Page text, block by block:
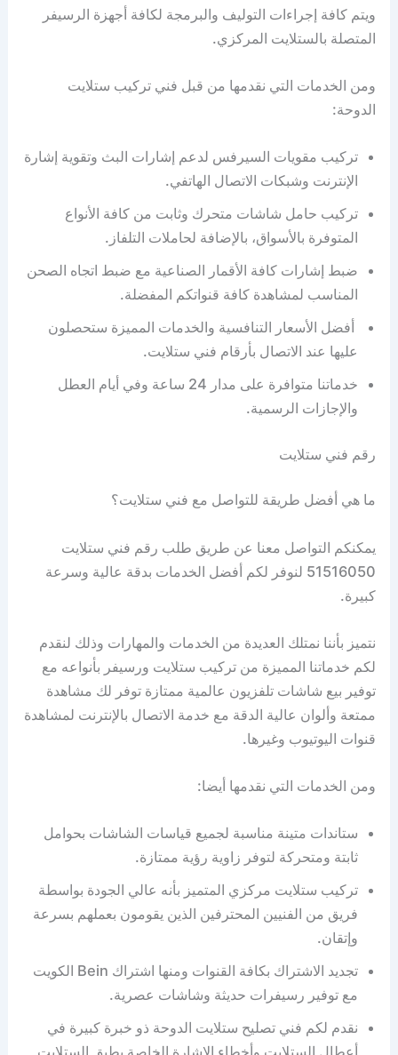
ويتم كافة إجراءات التوليف والبرمجة لكافة أجهزة الرسيفر
المتصلة بالستلايت المركزي.
ومن الخدمات التي نقدمها من قبل فني تركيب ستلايت
الدوحة:
تركيب مقويات السيرفس لدعم إشارات البث وتقوية إشارة
الإنترنت وشبكات الاتصال الهاتفي.
تركيب حامل شاشات متحرك وثابت من كافة الأنواع
المتوفرة بالأسواق، بالإضافة لحاملات التلفاز.
ضبط إشارات كافة الأقمار الصناعية مع ضبط اتجاه الصحن
المناسب لمشاهدة كافة قنواتكم المفضلة.
أفضل الأسعار التنافسية والخدمات المميزة ستحصلون
عليها عند الاتصال بأرقام فني ستلايت.
خدماتنا متوافرة على مدار 24 ساعة وفي أيام العطل
والإجازات الرسمية.
رقم فني ستلايت
ما هي أفضل طريقة للتواصل مع فني ستلايت؟
يمكنكم التواصل معنا عن طريق طلب رقم فني ستلايت
51516050 لنوفر لكم أفضل الخدمات بدقة عالية وسرعة
كبيرة.
نتميز بأننا نمتلك العديدة من الخدمات والمهارات وذلك لنقدم
لكم خدماتنا المميزة من تركيب ستلايت ورسيفر بأنواعه مع
توفير بيع شاشات تلفزيون عالمية ممتازة توفر لك مشاهدة
ممتعة وألوان عالية الدقة مع خدمة الاتصال بالإنترنت لمشاهدة
قنوات اليوتيوب وغيرها.
ومن الخدمات التي نقدمها أيضا:
ستاندات متينة مناسبة لجميع قياسات الشاشات بحوامل
ثابتة ومتحركة لتوفر زاوية رؤية ممتازة.
تركيب ستلايت مركزي المتميز بأنه عالي الجودة بواسطة
فريق من الفنيين المحترفين الذين يقومون بعملهم بسرعة
وإتقان.
تجديد الاشتراك بكافة القنوات ومنها اشتراك Bein الكويت
مع توفير رسيفرات حديثة وشاشات عصرية.
نقدم لكم فني تصليح ستلايت الدوحة ذو خبرة كبيرة في